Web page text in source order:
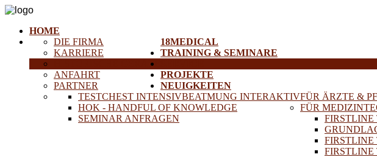
HOME
18MEDICAL
DIE FIRMA
KARRIERE
HISTORISCHE GERÄTE
ANFAHRT
PARTNER
TRAINING & SEMINARE
FÜR ÄRZTE &
TESTCHEST INTENSIVBEATMUNG INTERAKTIV
HOK - HANDFUL OF KNOWLEDGE
SEMINAR ANFRAGEN
FÜR
FIRSTLINE
FIRSTLINE
FIRSTLINE
PROJEKTE
NEUIGKEITEN